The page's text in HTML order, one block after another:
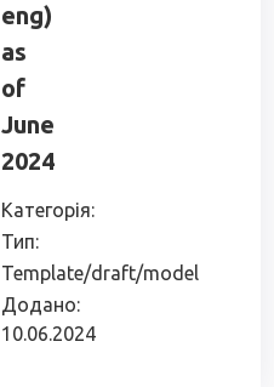
eng)
as
of
June
2024
Категорія:
Тип:
Template/draft/model
Додано:
10.06.2024